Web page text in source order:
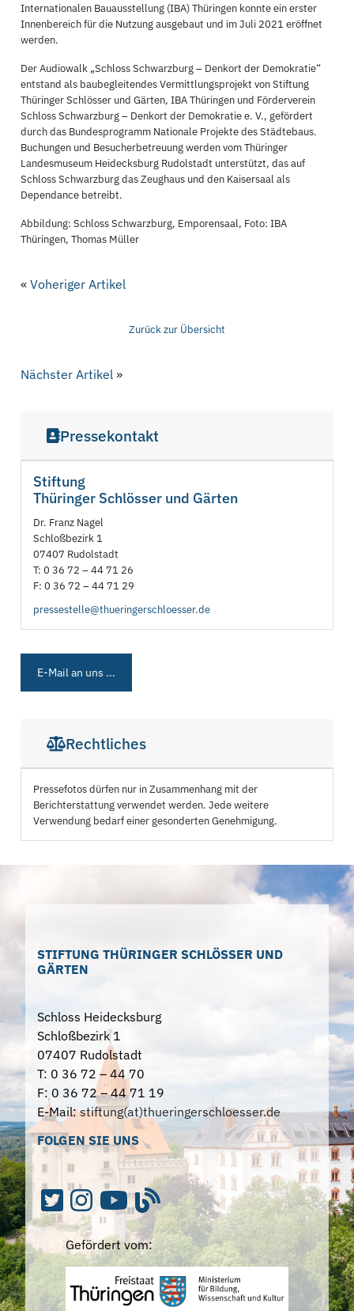
Internationalen Bauausstellung (IBA) Thüringen konnte ein erster
Innenbereich für die Nutzung ausgebaut und im Juli 2021 eröffnet
werden.
Der Audiowalk „Schloss Schwarzburg – Denkort der Demokratie“
entstand als baubegleitendes Vermittlungsprojekt von Stiftung
Thüringer Schlösser und Gärten, IBA Thüringen und Förderverein
Schloss Schwarzburg – Denkort der Demokratie e. V., gefördert
durch das Bundesprogramm Nationale Projekte des Städtebaus.
Buchungen und Besucherbetreuung werden vom Thüringer
Landesmuseum Heidecksburg Rudolstadt unterstützt, das auf
Schloss Schwarzburg das Zeughaus und den Kaisersaal als
Dependance betreibt.
Abbildung: Schloss Schwarzburg, Emporensaal, Foto: IBA
Thüringen, Thomas Müller
«Voheriger Artikel
Zurück zur Übersicht
Nächster Artikel »
Pressekontakt
Stiftung
Thüringer Schlösser und Gärten
Dr. Franz Nagel
Schloßbezirk 1
07407 Rudolstadt
T: 0 36 72 – 44 71 26
F: 0 36 72 – 44 71 29
pressestelle@thueringerschloesser.de
E-Mail an uns ...
Rechtliches
Pressefotos dürfen nur in Zusammenhang mit der
Berichterstattung verwendet werden. Jede weitere
Verwendung bedarf einer gesonderten Genehmigung.
STIFTUNG THÜRINGER SCHLÖSSER UND
GÄRTEN
Schloss Heidecksburg
Schloßbezirk 1
07407 Rudolstadt
T: 0 36 72 – 44 70
F: 0 36 72 – 44 71 19
E-Mail:stiftung(at)thueringerschloesser.de
FOLGEN SIE UNS
Gefördert vom: